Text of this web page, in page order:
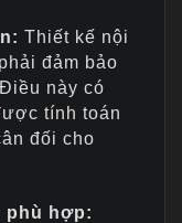
Thiết kế nội
đảm bảo
này có
tính toán
đối cho
phù hợp: